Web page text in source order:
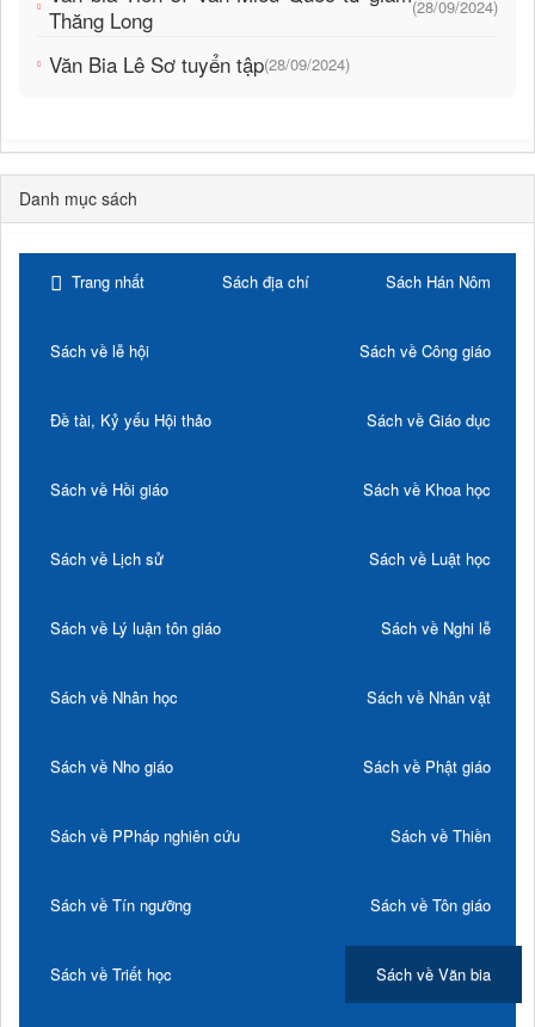
Thăng Long
(28/09/2024)
Văn Bia Lê Sơ tuyển tập(28/09/2024)
Danh mục sách
Trang nhất Sách địa chí Sách Hán Nôm
Sách về lễ hội Sách về Công giáo
Đề tài, Kỷ yếu Hội thảo Sách về Giáo dục
Sách về Hồi giáo Sách về Khoa học
Sách về Lịch sử Sách về Luật học
Sách về Lý luận tôn giáo Sách về Nghi lễ
Sách về Nhân học Sách về Nhân vật
Sách về Nho giáo Sách về Phật giáo
Sách về PPháp nghiên cứu Sách về Thiền
Sách về Tín ngưỡng Sách về Tôn giáo
Sách về Triết học Sách về Văn bia